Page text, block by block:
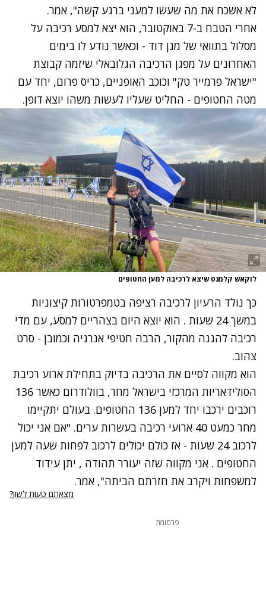
לא אשכח את מה שעשו למעני ברגע קשה", אמר.
אחרי הטבח ב-7 באוקטובר, הוא יצא למסע רכיבה על
מסלול בתוואי של מגן דוד - וכאשר נודע לו בימים
האחרונים על מפגן הרכיבה הגלובאלי שיזמה קבוצת
"ישראל פרמייר טק" וכוכב האופניים, כריס פרום, יחד עם
מטה החטופים - החליט שעליו לעשות משהו יוצא דופן.
לוקאש קלמנט שיצא לרכיבה למען החטופים
כך נולד הרעיון לרכיבה רציפה בטמפרטורות קיצוניות
במשך 24 שעות . הוא יוצא היום בצהריים למסע, עם מדי
רכיבה להגנה מהקור, הרבה חטיפי אנרגיה וכמובן - סרט
צהוב.
הוא מקווה לסיים את הרכיבה בדיוק בתחילת ארוע רכיבת
הסולידאריות המרכזי בישראל מחר, בוולודרום כאשר 136
רוכבים ירכבו יחד למען 136 החטופים. בעולם יתקיימו
מחר כמעט 40 ארועי רכיבה בעשרות ערים. "אם אני יכול
לרכוב 24 שעות - אז כולם יכולים לרכוב לפחות שעה למען
החטופים . אני מקווה שזה יעורר תהודה , יתן עידוד
למשפחות ויקרב את חזרתם הביתה", אמר.
מצאתם טעות לשון?
פרסומת